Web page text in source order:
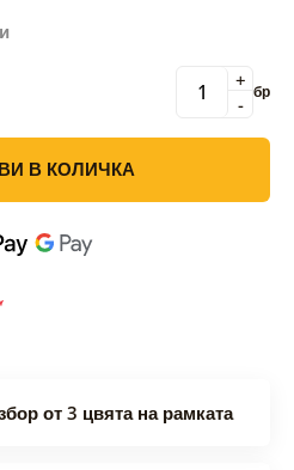
-
+ бр
В КОЛИЧКА
от 3 цвята на рамката